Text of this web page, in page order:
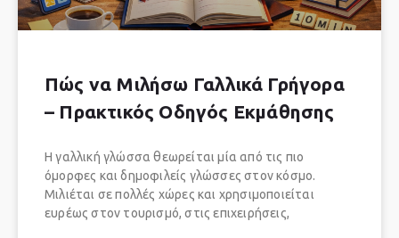
Πώς να Μιλήσω Γαλλικά Γρήγορα
– Πρακτικός Οδηγός Εκμάθησης
Η γαλλική γλώσσα θεωρείται μία από τις πιο
όμορφες και δημοφιλείς γλώσσες στον κόσμο.
Μιλιέται σε πολλές χώρες και χρησιμοποιείται
ευρέως στον τουρισμό, στις επιχειρήσεις,